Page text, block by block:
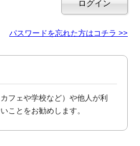
パスワードを忘れた方はコチラ >>
フェや学校など）や他人が利
ことをお勧めします。